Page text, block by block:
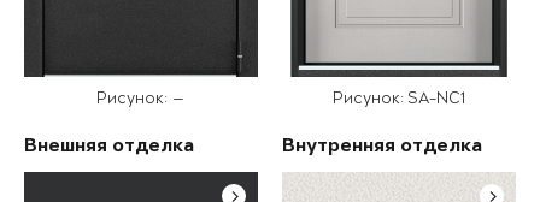
Рисунок: —
Внешняя отделка
Рисунок: SA-NC1
Внутренняя отделка